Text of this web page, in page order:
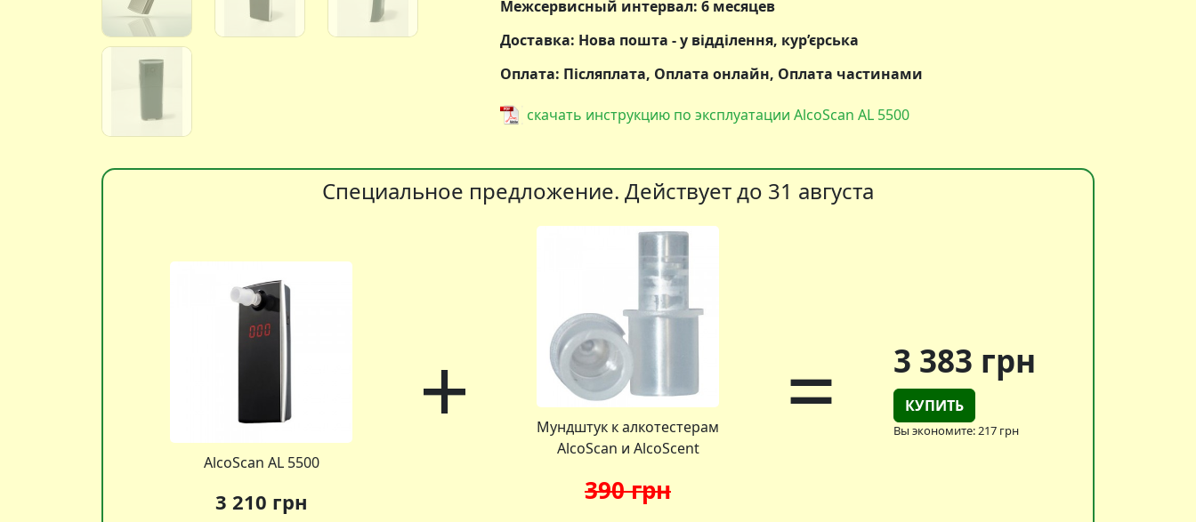
Межсервисный интервал: 6 месяцев
Доставка: Нова пошта - у відділення, кур’єрська
Оплата: Післяплата, Оплата онлайн, Оплата частинами
скачать инструкцию по эксплуатации AlcoScan AL 5500
Специальное предложение. Действует до 31 августа
AlcoScan AL 5500
3 210 грн
+
Мундштук к алкотестерам
AlcoScan и AlcoScent
390 грн
= 3 383 грн
КУПИТЬ
Вы экономите: 217 грн